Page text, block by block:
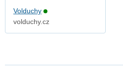
Volduchy
volduchy.cz